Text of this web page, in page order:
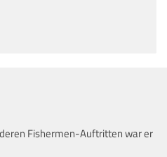
Fishermen-Auftritten war er